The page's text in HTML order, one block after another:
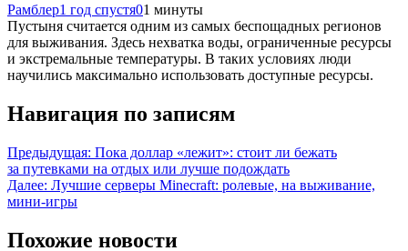
Рамблер1 год спустя01 минуты
Пустыня считается одним из самых беспощадных регионов
для выживания. Здесь нехватка воды, ограниченные ресурсы
и экстремальные температуры. В таких условиях люди
научились максимально использовать доступные ресурсы.
Навигация по записям
Предыдущая: Пока доллар «лежит»: стоит ли бежать
за путевками на отдых или лучше подождать
Далее: Лучшие серверы Minecraft: ролевые, на выживание,
мини-игры
Похожие новости